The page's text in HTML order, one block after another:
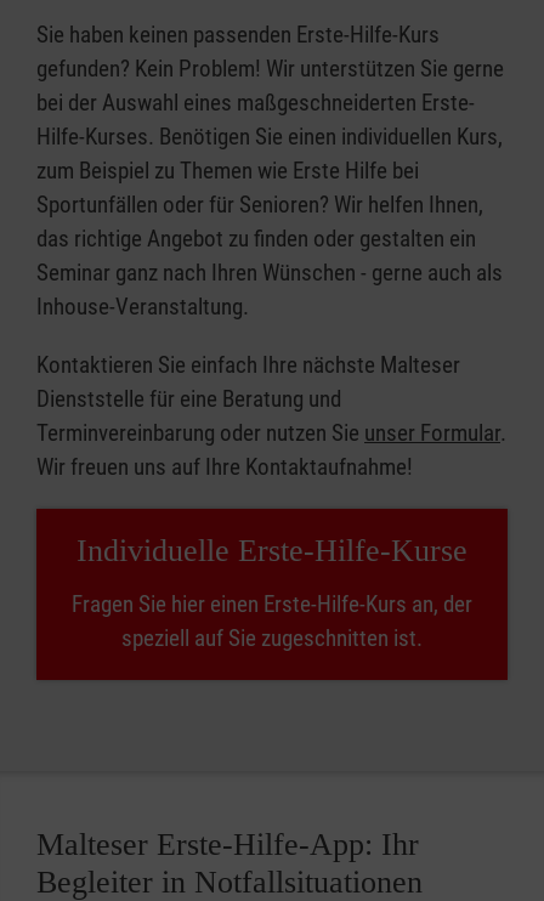
Sie haben keinen passenden Erste-Hilfe-Kurs
gefunden? Kein Problem! Wir unterstützen Sie gerne
bei der Auswahl eines maßgeschneiderten Erste-
Hilfe-Kurses. Benötigen Sie einen individuellen Kurs,
zum Beispiel zu Themen wie Erste Hilfe bei
Sportunfällen oder für Senioren? Wir helfen Ihnen,
das richtige Angebot zu finden oder gestalten ein
Seminar ganz nach Ihren Wünschen - gerne auch als
Inhouse-Veranstaltung.
Kontaktieren Sie einfach Ihre nächste Malteser
Dienststelle für eine Beratung und
Terminvereinbarung oder nutzen Sie unser Formular.
Wir freuen uns auf Ihre Kontaktaufnahme!
Individuelle Erste-Hilfe-Kurse
Fragen Sie hier einen Erste-Hilfe-Kurs an, der
speziell auf Sie zugeschnitten ist.
Malteser Erste-Hilfe-App: Ihr
Begleiter in Notfallsituationen